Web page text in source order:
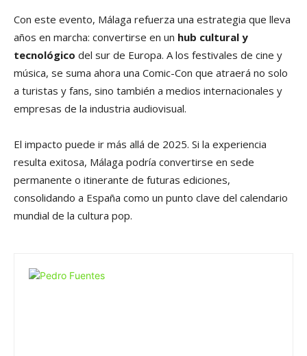
Con este evento, Málaga refuerza una estrategia que lleva
años en marcha: convertirse en un hub cultural y
tecnológico del sur de Europa. A los festivales de cine y
música, se suma ahora una Comic-Con que atraerá no solo
a turistas y fans, sino también a medios internacionales y
empresas de la industria audiovisual.
El impacto puede ir más allá de 2025. Si la experiencia
resulta exitosa, Málaga podría convertirse en sede
permanente o itinerante de futuras ediciones,
consolidando a España como un punto clave del calendario
mundial de la cultura pop.